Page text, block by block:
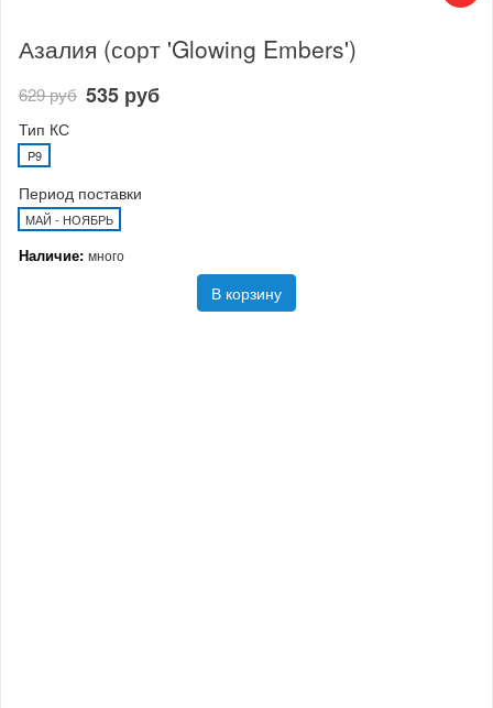
Азалия (сорт 'Glowing Embers')
629 руб 535 руб
Тип КС
P9
Период поставки
МАЙ - НОЯБРЬ
Наличие: много
В корзину